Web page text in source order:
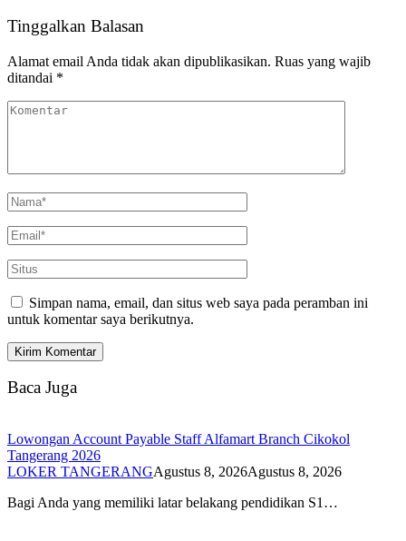
Tinggalkan Balasan
Alamat email Anda tidak akan dipublikasikan. Ruas yang wajib
ditandai *
Simpan nama, email, dan situs web saya pada peramban ini
untuk komentar saya berikutnya.
Baca Juga
Lowongan Account Payable Staff Alfamart Branch Cikokol
Tangerang 2026
LOKER TANGERANGAgustus 8, 2026Agustus 8, 2026
Bagi Anda yang memiliki latar belakang pendidikan S1…